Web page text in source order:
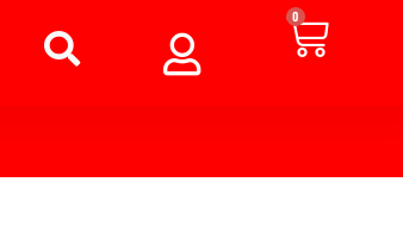
0